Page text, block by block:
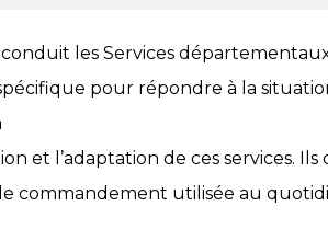
les Services
pour répondre à la
et l’adaptation de ces services.
commandement utilisée au